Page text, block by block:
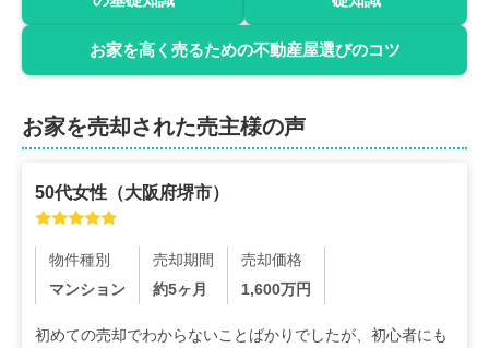
お家を高く売るための不動産屋選びのコツ
お家を売却された売主様の声
50代女性 （大阪府堺市）
物件種別
マンション
売却期間
約5ヶ月
売却価格
1,600万円
初めての売却でわからないことばかりでしたが、初心者にも